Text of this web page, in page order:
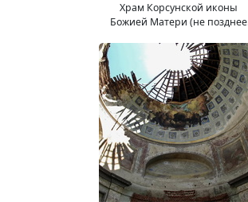
Храм Корсунской иконы
Божией Матери (не позднее